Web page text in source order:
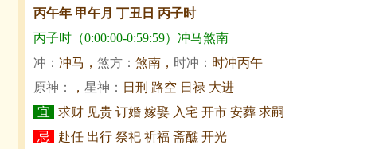
丙午年 甲午月 丁丑日 丙子时
丙子时（0:00:00-0:59:59）冲马煞南
冲： 冲马， 煞方： 煞南， 时冲： 时冲丙午
原神：
， 星神： 日刑 路空 日禄 大进
宜
求财 见贵 订婚 嫁娶 入宅 开市 安葬 求嗣
忌
赴任 出行 祭祀 祈福 斋醮 开光